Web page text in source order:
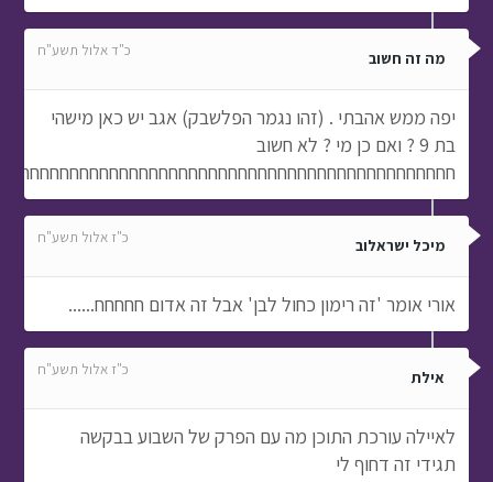
מה זה חשוב כ"ד אלול תשע"ח
יפה ממש אהבתי . (זהו נגמר הפלשבק) אגב יש כאן מישהי
בת 9 ? ואם כן מי ? לא חשוב
מיכל ישראלוב כ"ז אלול תשע"ח
אורי אומר 'זה רימון כחול לבן' אבל זה אדום חחחחח......
אילת כ"ז אלול תשע"ח
לאיילה עורכת התוכן מה עם הפרק של השבוע בבקשה
תגידי זה דחוף לי